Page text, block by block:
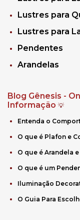
Lustres para
Lustres para
Pendentes
Arandelas
Blog Gênesis -
Informação 💡
Entenda o
O que é Plafon e
O que é Arandela
O que é um
Iluminação
O Guia Para